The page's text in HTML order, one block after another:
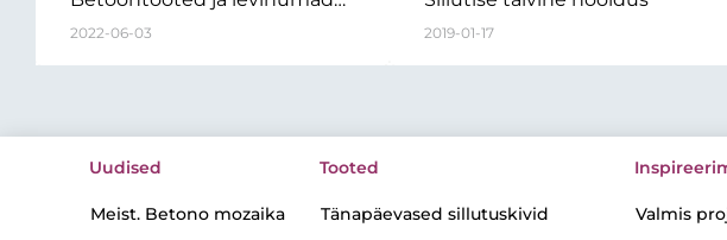
müüdid nende kohta
2022-06-03 2019-01-17
Uudised
Meist. Betono mozaika
Tooted
Tänapäevased sillutuskivid
Valmis